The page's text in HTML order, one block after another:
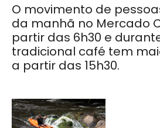
O movimento de
da manhã no Mercado
partir das 6h30 e
tradicional café tem
a partir das 15h30.